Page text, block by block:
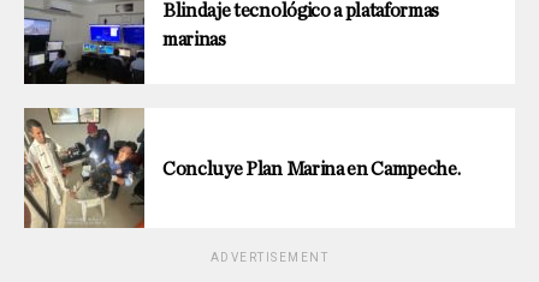
Blindaje tecnológico a plataformas
marinas
Concluye Plan Marina en Campeche.
ADVERTISEMENT